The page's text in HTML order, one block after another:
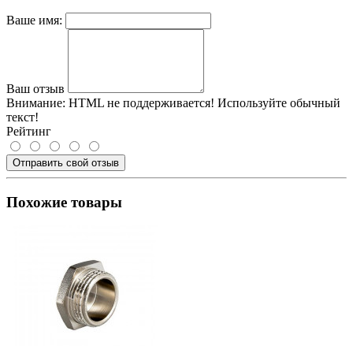
Ваше имя:
Ваш отзыв
Внимание: HTML не поддерживается! Используйте обычный
текст!
Рейтинг
Отправить свой отзыв
Похожие товары